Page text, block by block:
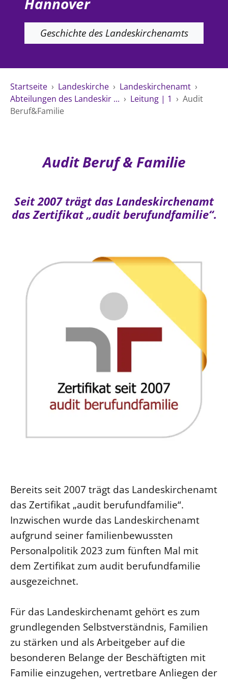
Geschichte des Landeskirchenamts
Startseite › Landeskirche › Landeskirchenamt ›
Abteilungen des Landeskir ... › Leitung | 1 › Audit
Beruf&Familie
Audit Beruf & Familie
Seit 2007 trägt das Landeskirchenamt
das Zertifikat „audit berufundfamilie“.
Bereits seit 2007 trägt das Landeskirchenamt
das Zertifikat „audit berufundfamilie“.
Inzwischen wurde das Landeskirchenamt
aufgrund seiner familienbewussten
Personalpolitik 2023 zum fünften Mal mit
dem Zertifikat zum audit berufundfamilie
ausgezeichnet.
Für das Landeskirchenamt gehört es zum
grundlegenden Selbstverständnis, Familien
zu stärken und als Arbeitgeber auf die
besonderen Belange der Beschäftigten mit
Familie einzugehen, vertretbare Anliegen der
Personalausschuss
Kollegium
Abteilungen des Landeskirchenamts
Beschwerdestellen
Datenschutz
Geschäftsstelle Landessynode
27. Landessynode
Kontakt
Hintergrund
BIBLIOTHEK & ARCHIV
Älterwerden im Pfarrberuf
Ephoralbüro
Finanzplanung
Fundraising
IT-Service
Corporate Design
Interventionsplan
Jahresgespräche
Kirchliches Amtsblatt
Kirchliche Verwaltung
Klimaschutzgesetz
Kunstreferat
Lutherische Kirche
Glaubensbekenntnis
Religionen
Erneuerbare Energien
Mobilität
Naturschutz
Datenschutz
Kontakt
Freie Stellen
Service für Gemeinden